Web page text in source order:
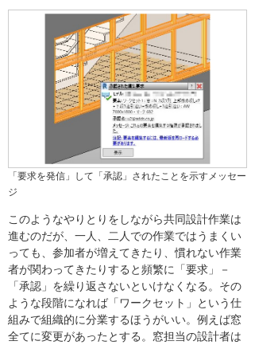
「要求を発信」して「承認」されたことを示すメッセー
ジ
このようなやりとりをしながら共同設計作業は
進むのだが、一人、二人での作業ではうまくい
っても、参加者が増えてきたり、慣れない作業
者が関わってきたりすると頻繁に「要求」－
「承認」を繰り返さないといけなくなる。その
ような段階になれば「ワークセット」という仕
組みで組織的に分業するほうがいい。例えば窓
全てに変更があったとする。窓担当の設計者は